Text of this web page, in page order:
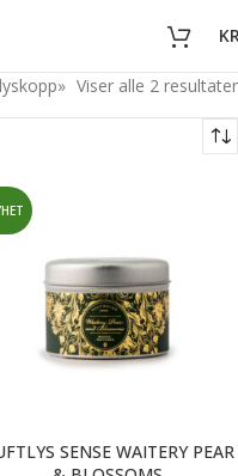
Viser alle 2 resultater
SENSE WAITERY PEAR